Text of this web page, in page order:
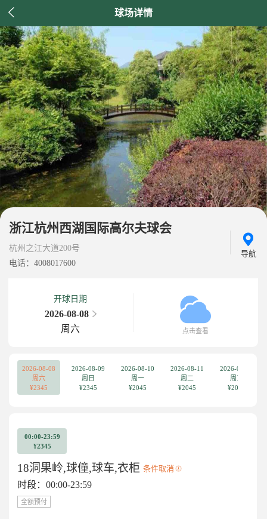
 球场详情
浙江杭州西湖国际高尔夫球会
杭州之江大道200号
电话：4008017600
导航
开球日期
2026-08-08
周六
点击查看
2026-08-08
周六
¥2345
2026-08-09
周日
¥2345
2026-08-10
周一
¥2045
2026-08-11
周二
¥2045
2026-08-12
周三
¥2045
00:00-23:59
¥2345
18洞果岭,球僮,球车,衣柜 条件取消
时段：00:00-23:59
全额预付